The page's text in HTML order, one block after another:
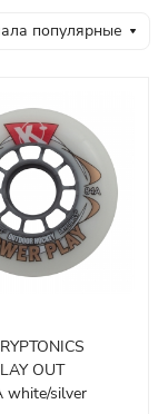
популярные
OUT
white/silver